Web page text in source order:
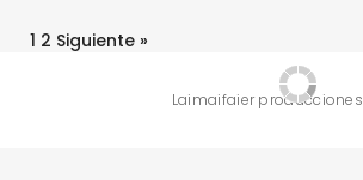
1 2 Siguiente »
Laimaifaier producciones